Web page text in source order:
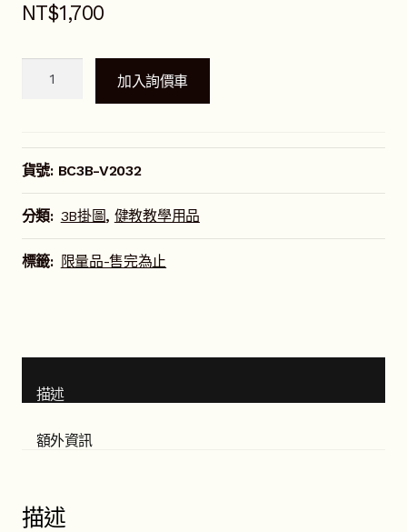
NT$1,700
血
液
循
環
掛
圖
加入詢價車
貨號: BC3B-V2032
分類: 3B掛圖, 健教教學用品
標籤: 限量品-售完為止
描述
額外資訊
描述